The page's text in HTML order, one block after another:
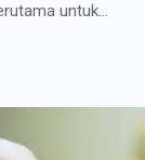
untuk...